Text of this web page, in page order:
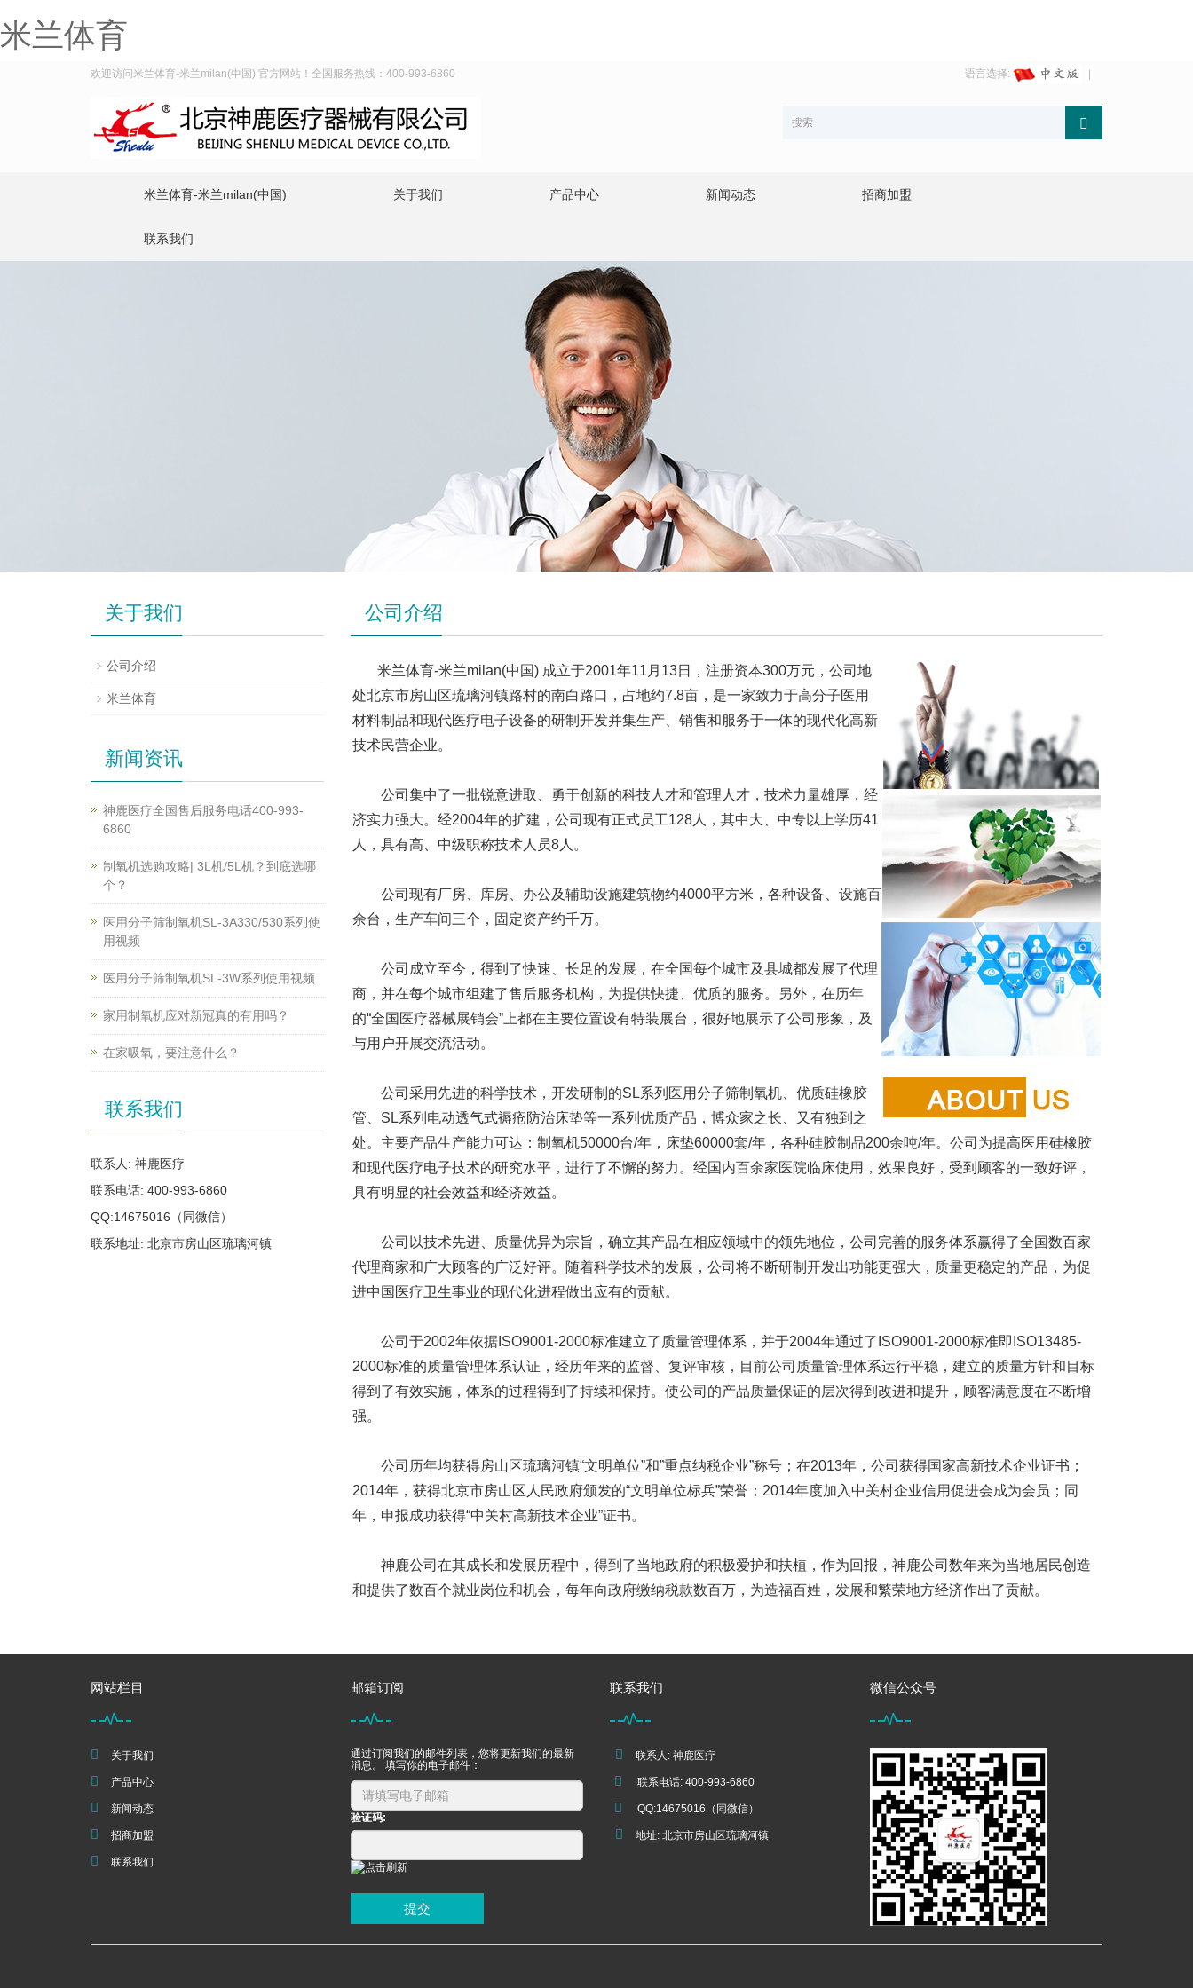
米兰体育
欢迎访问米兰体育-米兰milan(中国) 官方网站！全国服务热线：400-993-6860 语言选择:
米兰体育-米兰milan(中国) 关于我们 产品中心 新闻动态 招商加盟
联系我们
公司介绍
米兰体育-米兰milan(中国) 成立于2001年11月13日，注册资本300万元，公司地
处北京市房山区琉璃河镇路村的南白路口，占地约7.8亩，是一家致力于高分子医用
材料制品和现代医疗电子设备的研制开发并集生产、销售和服务于一体的现代化高新
技术民营企业。
公司集中了一批锐意进取、勇于创新的科技人才和管理人才，技术力量雄厚，经
济实力强大。经2004年的扩建，公司现有正式员工128人，其中大、中专以上学历41
人，具有高、中级职称技术人员8人。
公司现有厂房、库房、办公及辅助设施建筑物约4000平方米，各种设备、设施百
余台，生产车间三个，固定资产约千万。
公司成立至今，得到了快速、长足的发展，在全国每个城市及县城都发展了代理
商，并在每个城市组建了售后服务机构，为提供快捷、优质的服务。另外，在历年
的“全国医疗器械展销会”上都在主要位置设有特装展台，很好地展示了公司形象，及
与用户开展交流活动。
公司采用先进的科学技术，开发研制的SL系列医用分子筛制氧机、优质硅橡胶
管、SL系列电动透气式褥疮防治床垫等一系列优质产品，博众家之长、又有独到之
处。主要产品生产能力可达：制氧机50000台/年，床垫60000套/年，各种硅胶制品200余吨/年。公司为提高医用硅橡胶
和现代医疗电子技术的研究水平，进行了不懈的努力。经国内百余家医院临床使用，效果良好，受到顾客的一致好评，
具有明显的社会效益和经济效益。
公司以技术先进、质量优异为宗旨，确立其产品在相应领域中的领先地位，公司完善的服务体系赢得了全国数百家
代理商家和广大顾客的广泛好评。随着科学技术的发展，公司将不断研制开发出功能更强大，质量更稳定的产品，为促
进中国医疗卫生事业的现代化进程做出应有的贡献。
公司于2002年依据ISO9001-2000标准建立了质量管理体系，并于2004年通过了ISO9001-2000标准即ISO13485-
2000标准的质量管理体系认证，经历年来的监督、复评审核，目前公司质量管理体系运行平稳，建立的质量方针和目标
得到了有效实施，体系的过程得到了持续和保持。使公司的产品质量保证的层次得到改进和提升，顾客满意度在不断增
强。
公司历年均获得房山区琉璃河镇“文明单位”和”重点纳税企业”称号；在2013年，公司获得国家高新技术企业证书；
2014年，获得北京市房山区人民政府颁发的“文明单位标兵”荣誉；2014年度加入中关村企业信用促进会成为会员；同
年，申报成功获得“中关村高新技术企业”证书。
神鹿公司在其成长和发展历程中，得到了当地政府的积极爱护和扶植，作为回报，神鹿公司数年来为当地居民创造
和提供了数百个就业岗位和机会，每年向政府缴纳税款数百万，为造福百姓，发展和繁荣地方经济作出了贡献。
关于我们
公司介绍
米兰体育
新闻资讯
神鹿医疗全国售后服务电话400-993-
6860
制氧机选购攻略| 3L机/5L机？到底选哪
个？
医用分子筛制氧机SL-3A330/530系列使
用视频
医用分子筛制氧机SL-3W系列使用视频
家用制氧机应对新冠真的有用吗？
在家吸氧，要注意什么？
联系我们
联系人: 神鹿医疗
联系电话: 400-993-6860
QQ:14675016（同微信）
联系地址: 北京市房山区琉璃河镇
网站栏目
关于我们
产品中心
新闻动态
招商加盟
联系我们
邮箱订阅
通过订阅我们的邮件列表，您将更新我们的最新
消息。 填写你的电子邮件：
验证码:
提交
联系我们
联系人: 神鹿医疗
联系电话: 400-993-6860
QQ:14675016（同微信）
地址: 北京市房山区琉璃河镇
微信公众号